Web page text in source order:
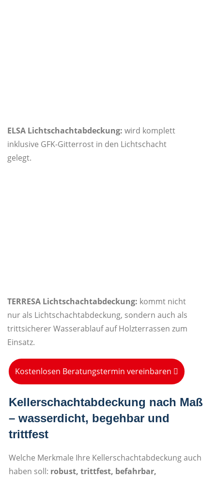
ELSA Lichtschachtabdeckung: wird komplett
inklusive GFK-Gitterrost in den Lichtschacht
gelegt.
TERRESA Lichtschachtabdeckung: kommt nicht
nur als Lichtschachtabdeckung, sondern auch als
trittsicherer Wasserablauf auf Holzterrassen zum
Einsatz.
Kostenlosen Beratungstermin vereinbaren
Kellerschachtabdeckung nach Maß
– wasserdicht, begehbar und
trittfest
Welche Merkmale Ihre Kellerschachtabdeckung auch
haben soll: robust, trittfest, befahrbar,